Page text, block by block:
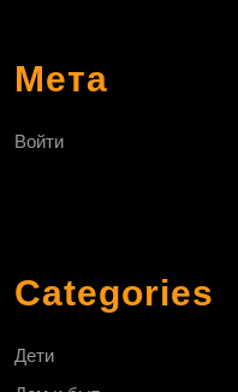
Мета
Войти
Categories
Дети